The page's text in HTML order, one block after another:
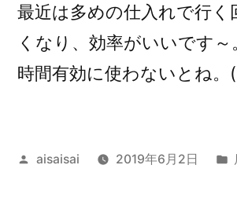
最近は多めの仕入れで行く
くなり、効率がいいです～
時間有効に使わないとね
投
aisaisai 2019年6月2日